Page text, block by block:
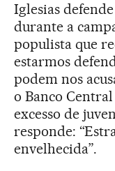
Iglesias
durante a
populista que
estarmos
podem nos
o Banco
excesso de
responde:
envelhecida”.